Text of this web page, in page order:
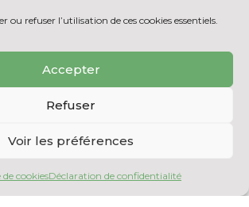
ou refuser l’utilisation de ces cookies essentiels.
Accepter
Refuser
Voir les préférences
cookiesDéclaration de confidentialité
À LA LISTE DES